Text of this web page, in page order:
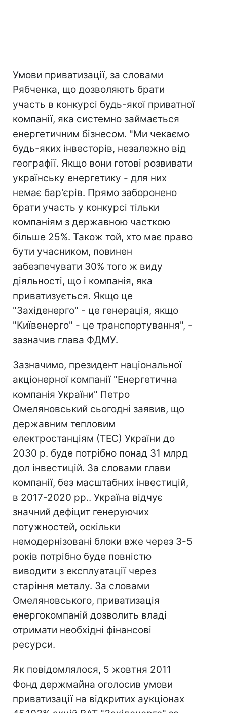
Умови приватизації, за словами
Рябченка, що дозволяють брати
участь в конкурсі будь-якої приватної
компанії, яка системно займається
енергетичним бізнесом. "Ми чекаємо
будь-яких інвесторів, незалежно від
географії. Якщо вони готові розвивати
українську енергетику - для них
немає бар'єрів. Прямо заборонено
брати участь у конкурсі тільки
компаніям з державною часткою
більше 25%. Також той, хто має право
бути учасником, повинен
забезпечувати 30% того ж виду
діяльності, що і компанія, яка
приватизується. Якщо це
"Західенерго" - це генерація, якщо
"Київенерго" - це транспортування", -
зазначив глава ФДМУ.
Зазначимо, президент національної
акціонерної компанії "Енергетична
компанія України" Петро
Омеляновський сьогодні заявив, що
державним тепловим
електростанціям (ТЕС) України до
2030 р. буде потрібно понад 31 млрд
дол інвестицій. За словами глави
компанії, без масштабних інвестицій,
в 2017-2020 рр.. Україна відчує
значний дефіцит генеруючих
потужностей, оскільки
немодернізовані блоки вже через 3-5
років потрібно буде повністю
виводити з експлуатації через
старіння металу. За словами
Омеляновського, приватизація
енергокомпаній дозволить владі
отримати необхідні фінансові
ресурси.
Як повідомлялося, 5 жовтня 2011
Фонд держмайна оголосив умови
приватизації на відкритих аукціонах